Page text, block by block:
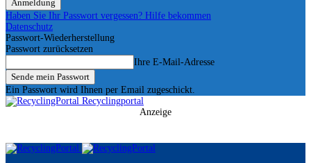
Haben Sie Ihr Passwort vergessen? Hilfe bekommen
Datenschutz
Passwort-Wiederherstellung
Passwort zurücksetzen
Ihre E-Mail-Adresse
Ein Passwort wird Ihnen per Email zugeschickt.
Recyclingportal
Anzeige